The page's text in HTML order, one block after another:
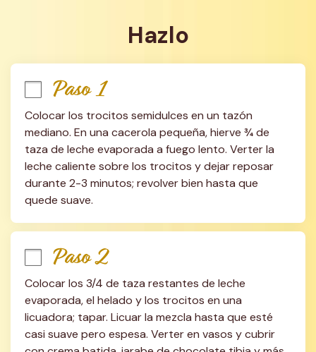
Hazlo
Paso 1
Colocar los trocitos semidulces en un tazón
mediano. En una cacerola pequeña, hierve ¾ de
taza de leche evaporada a fuego lento. Verter la
leche caliente sobre los trocitos y dejar reposar
durante 2-3 minutos; revolver bien hasta que
quede suave.
Paso 2
Colocar los 3/4 de taza restantes de leche
evaporada, el helado y los trocitos en una
licuadora; tapar. Licuar la mezcla hasta que esté
casi suave pero espesa. Verter en vasos y cubrir